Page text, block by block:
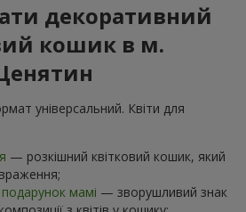
декоративний
кошик в м.
універсальний. Квіти для
— розкішний квітковий кошик, який
мамі — зворушливий знак